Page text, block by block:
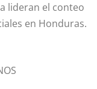
lideran el conteo
en Honduras.